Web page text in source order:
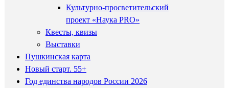
Культурно-просветительский
проект «Наука PRO»
Квесты, квизы
Выставки
Пушкинская карта
Новый старт. 55+
Год единства народов России 2026